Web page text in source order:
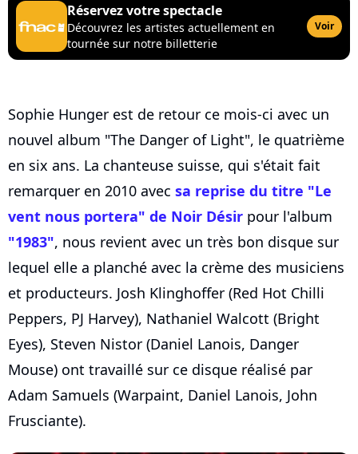
Réservez votre spectacle
Découvrez les artistes actuellement en
tournée sur notre billetterie
Voir
Sophie Hunger est de retour ce mois-ci avec un
nouvel album "The Danger of Light", le quatrième
en six ans. La chanteuse suisse, qui s'était fait
remarquer en 2010 avec sa reprise du titre "Le
vent nous portera" de Noir Désir pour l'album
"1983", nous revient avec un très bon disque sur
lequel elle a planché avec la crème des musiciens
et producteurs. Josh Klinghoffer (Red Hot Chilli
Peppers, PJ Harvey), Nathaniel Walcott (Bright
Eyes), Steven Nistor (Daniel Lanois, Danger
Mouse) ont travaillé sur ce disque réalisé par
Adam Samuels (Warpaint, Daniel Lanois, John
Frusciante).